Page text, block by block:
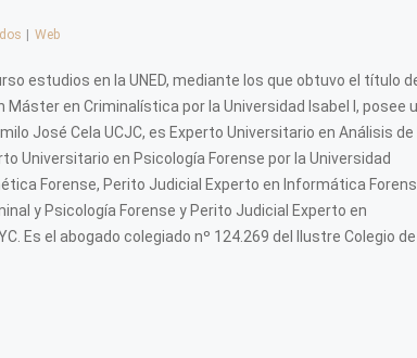
| Web
estudios en la UNED, mediante los que obtuvo el título
Máster en Criminalística por la Universidad Isabel I, posee
José Cela UCJC, es Experto Universitario en Análisis de
Universitario en Psicología Forense por la Universidad
Forense, Perito Judicial Experto en Informática
y Psicología Forense y Perito Judicial Experto en
Es el abogado colegiado nº 124.269 del Ilustre Colegio de